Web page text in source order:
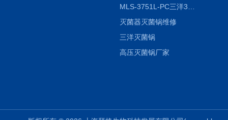
灭菌器灭菌锅维修
三洋灭菌锅
高压灭菌锅厂家